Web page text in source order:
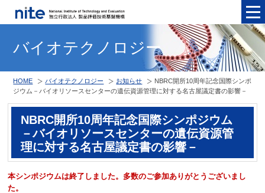
バイオテクノロジー
HOME バイオテクノロジー お知らせ
NBRC開所10周年記念国際シンポ
ジウム－バイオリソースセンターの遺伝資源管理に対する名古屋議定書の影響－
NBRC開所10周年記念国際シンポジウム
－バイオリソースセンターの遺伝資源管
理に対する名古屋議定書の影響－
本シンポジウムは終了しました。多数のご参加ありがとうございまし
た。